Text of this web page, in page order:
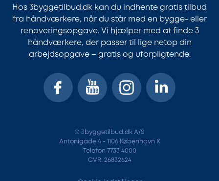
Hos 3byggetilbud.dk kan du indhente gratis tilbud
fra håndværkere, når du står med en bygge- eller
renoveringsopgave. Vi hjælper med at finde 3
håndværkere, der passer til lige netop din
arbejdsopgave – gratis og uforpligtende.
© 3byggetilbud.dk A/S
Antonigade 4 - 1106 København K
Telefon 7733 4000
CVR: 26832624